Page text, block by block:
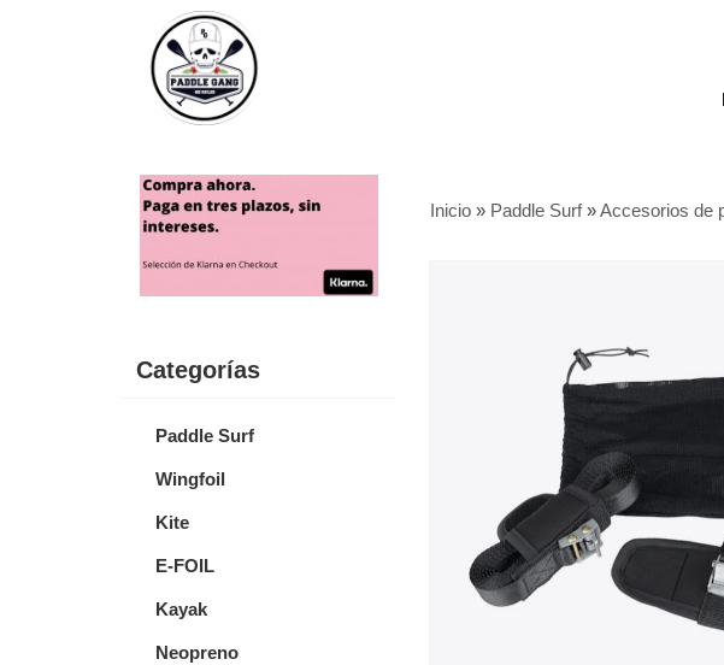
Categorías
Paddle Surf
Wingfoil
Kite
E-FOIL
Kayak
Neopreno
Inicio» Paddle Surf»Accesorios de